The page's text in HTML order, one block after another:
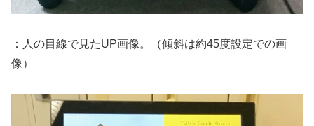
：人の目線で見たUP画像。（傾斜は約45度設定での画
像）